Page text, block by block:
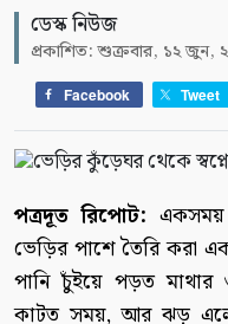
ডেস্ক নিউজ
প্রকাশিত: শুক্রবার, ১২ জুন,
Facebook Tweet
পত্রদূত রিপোট: একসময়
ভেড়ির পাশে তৈরি করা
পানি চুঁইয়ে পড়ত
কাটত সময়, আর ঝড়